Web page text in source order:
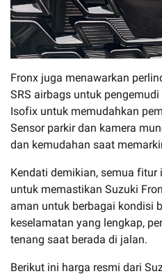
Fronx juga menawarkan
SRS airbags untuk
Isofix untuk memudahkan
Sensor parkir dan kamera
dan kemudahan saat
Kendati demikian, semua
untuk memastikan Suzuki
aman untuk berbagai kondisi
keselamatan yang lengkap,
tenang saat berada di jalan.
Berikut ini harga resmi dari